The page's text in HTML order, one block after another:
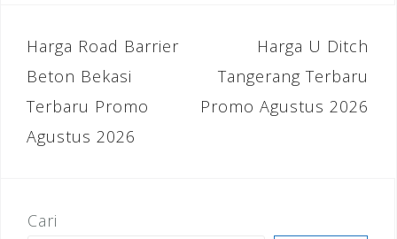
b
o
o
k
r dI
n
Navigasi
pos
Harga Road Barrier
Beton Bekasi
Terbaru Promo
Agustus 2026
Harga U Ditch
Tangerang Terbaru
Promo Agustus 2026
Cari